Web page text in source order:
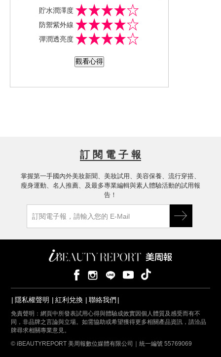
化妝水，化妝水用起來很保濕高，味道
有淡淡的香，接下來用，保濕滲透露升
級版（清爽型），擦完後讓我覺的很驚
喜是，還蠻快吸收。早上上班出門。使
從家裡騎到公司，需要30分鐘，正適合
貯水潤澤度
防禦紫外線
彈潤透亮度
觀看心得
訂 閱 電 子 報
掌握第一手國內外美妝新聞、美妝試用、美容保養、流行穿搭、
瘦身運動、名人推薦、及最多專業編輯與素人體驗活動的試用報
告！
隱私權聲明 紅利兌換 聯絡我們
免責聲明：網頁中所發表試用心得與體驗成效實因個人體質及感受而有不
同，非品牌之言論與立場。如需協助或希望獲得更多相關產品資訊，請洽品
牌尋求相關專業意見。
© iBEAUTYREPORT 美周報數位媒體有限公司｜統一編號 55769069